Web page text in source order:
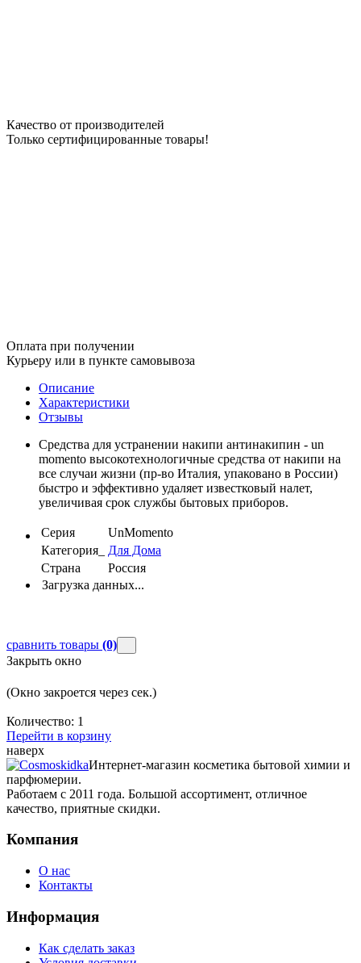
Качество от производителей
Только сертифицированные товары!
Оплата при получении
Курьеру или в пункте самовывоза
Описание
Характеристики
Отзывы
Средства для устранении накипи антинакипин - un
momento высокотехнологичные средства от накипи на
все случаи жизни (пр-во Италия, упаковано в России)
быстро и эффективно удаляет известковый налет,
увеличивая срок службы бытовых приборов.
Серия
UnMomento
Категория_
Для Дома
Страна
Россия
Загрузка данных...
сравнить товары (0)
Закрыть окно
(Окно закроется через сек.)
Количество: 1
Перейти в корзину
наверх
Интернет-магазин косметика бытовой химии и
парфюмерии.
Работаем с 2011 года. Большой ассортимент, отличное
качество, приятные скидки.
Компания
О нас
Контакты
Информация
Как сделать заказ